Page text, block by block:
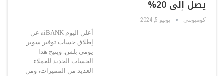
يصل إلى 20%
كوميونتي يونيو 5, 2024
أعلن اليوم aiBANK عن
إطلاق حساب توفير سوبر
يومي بلس. ويتيح هذا
الحساب الجديد للعملاء
العديد من المميزات، ومن